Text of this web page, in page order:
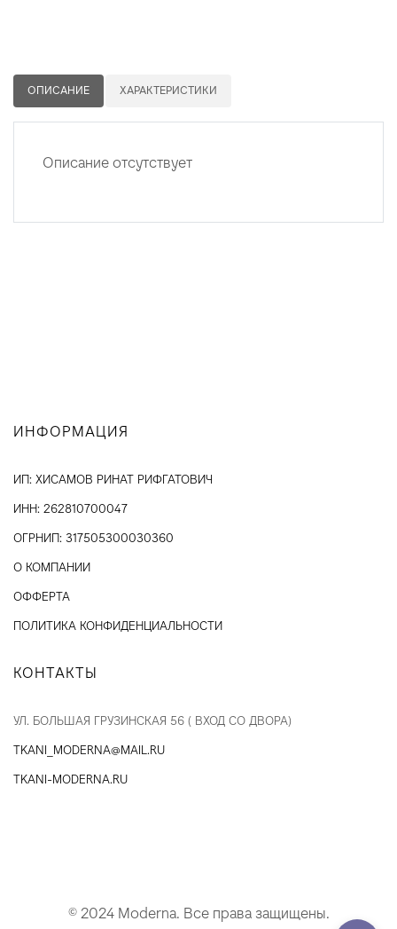
ОПИСАНИЕ ХАРАКТЕРИСТИКИ
Описание отсутствует
ИНФОРМАЦИЯ
ИП: ХИСАМОВ РИНАТ РИФГАТОВИЧ
ИНН: 262810700047
ОГРНИП: 317505300030360
О КОМПАНИИ
ОФФЕРТА
ПОЛИТИКА КОНФИДЕНЦИАЛЬНОСТИ
КОНТАКТЫ
УЛ. БОЛЬШАЯ ГРУЗИНСКАЯ 56 ( ВХОД СО ДВОРА)
TKANI_MODERNA@MAIL.RU
TKANI-MODERNA.RU
© 2024 Moderna. Все права защищены.